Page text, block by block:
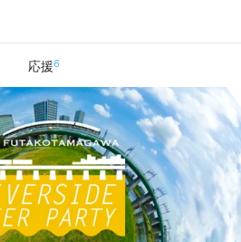
応援6